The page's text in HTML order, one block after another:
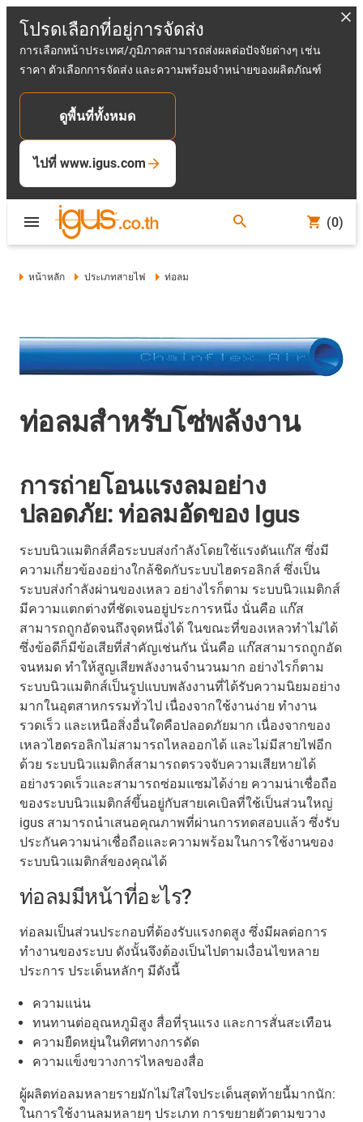
โปรดเลือกที่อยู่การจัดส่ง
การเลือกหน้าประเทศ/ภูมิภาคสามารถส่งผลต่อปัจจัยต่างๆ เช่น
ราคา ตัวเลือกการจัดส่ง และความพร้อมจำหน่ายของผลิตภัณฑ์
ดูพื้นที่ทั้งหมด
ไปที่ www.igus.com
(0)
หน้าหลัก ประเภทสายไฟ ท่อลม
ท่อลมสำหรับโซ่พลังงาน
การถ่ายโอนแรงลมอย่าง
ปลอดภัย: ท่อลมอัดของ Igus
ระบบนิวแมติกส์คือระบบส่งกำลังโดยใช้แรงดันแก๊ส ซึ่งมี
ความเกี่ยวข้องอย่างใกล้ชิดกับระบบไฮดรอลิกส์ ซึ่งเป็น
ระบบส่งกำลังผ่านของเหลว อย่างไรก็ตาม ระบบนิวแมติกส์
มีความแตกต่างที่ชัดเจนอยู่ประการหนึ่ง นั่นคือ แก๊ส
สามารถถูกอัดจนถึงจุดหนึ่งได้ ในขณะที่ของเหลวทำไม่ได้
ซึ่งข้อดีก็มีข้อเสียที่สำคัญเช่นกัน นั่นคือ แก๊สสามารถถูกอัด
จนหมด ทำให้สูญเสียพลังงานจำนวนมาก อย่างไรก็ตาม
ระบบนิวแมติกส์เป็นรูปแบบพลังงานที่ได้รับความนิยมอย่าง
มากในอุตสาหกรรมทั่วไป เนื่องจากใช้งานง่าย ทำงาน
รวดเร็ว และเหนือสิ่งอื่นใดคือปลอดภัยมาก เนื่องจากของ
เหลวไฮดรอลิกไม่สามารถไหลออกได้ และไม่มีสายไฟอีก
ด้วย ระบบนิวแมติกส์สามารถตรวจจับความเสียหายได้
อย่างรวดเร็วและสามารถซ่อมแซมได้ง่าย ความน่าเชื่อถือ
ของระบบนิวแมติกส์ขึ้นอยู่กับสายเคเบิลที่ใช้เป็นส่วนใหญ่
igus สามารถนำเสนอคุณภาพที่ผ่านการทดสอบแล้ว ซึ่งรับ
ประกันความน่าเชื่อถือและความพร้อมในการใช้งานของ
ระบบนิวแมติกส์ของคุณได้
ท่อลมมีหน้าที่อะไร?
ท่อลมเป็นส่วนประกอบที่ต้องรับแรงกดสูง ซึ่งมีผลต่อการ
ทำงานของระบบ ดังนั้นจึงต้องเป็นไปตามเงื่อนไขหลาย
ประการ ประเด็นหลักๆ มีดังนี้
ความแน่น
ทนทานต่ออุณหภูมิสูง สื่อที่รุนแรง และการสั่นสะเทือน
ความยืดหยุ่นในทิศทางการดัด
ความแข็งขวางการไหลของสื่อ
ผู้ผลิตท่อลมหลายรายมักไม่ใส่ใจประเด็นสุดท้ายนี้มากนัก:
ในการใช้งานลมหลายๆ ประเภท การขยายตัวตามขวาง